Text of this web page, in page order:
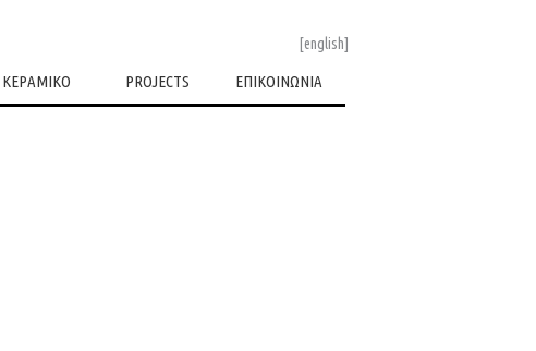
[english]
ΚΕΡΑΜΙΚΟ PROJECTS ΕΠΙΚΟΙΝΩΝΙΑ